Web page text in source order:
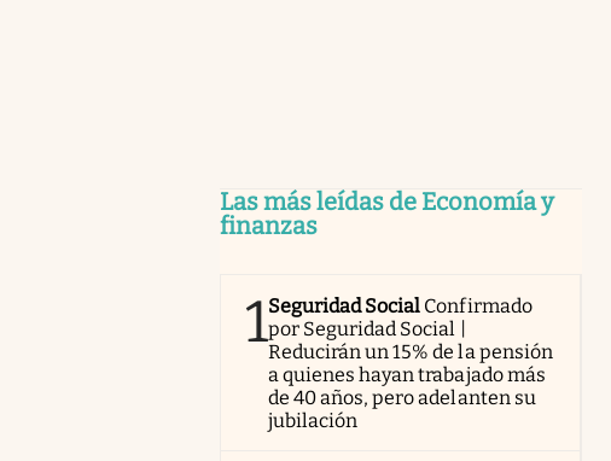
Las más leídas de Economía y
finanzas
1Seguridad Social Confirmado
por Seguridad Social |
Reducirán un 15% de la pensión
a quienes hayan trabajado más
de 40 años, pero adelanten su
jubilación